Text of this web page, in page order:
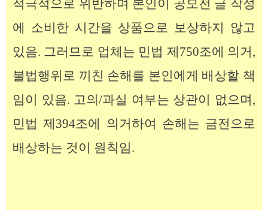
적극적으로 위반하며 본인이 공모전 글 작성
에 소비한 시간을 상품으로 보상하지 않고
있음. 그러므로 업체는 민법 제750조에 의거,
불법행위로 끼친 손해를 본인에게 배상할 책
임이 있음. 고의/과실 여부는 상관이 없으며,
민법 제394조에 의거하여 손해는 금전으로
배상하는 것이 원칙임.